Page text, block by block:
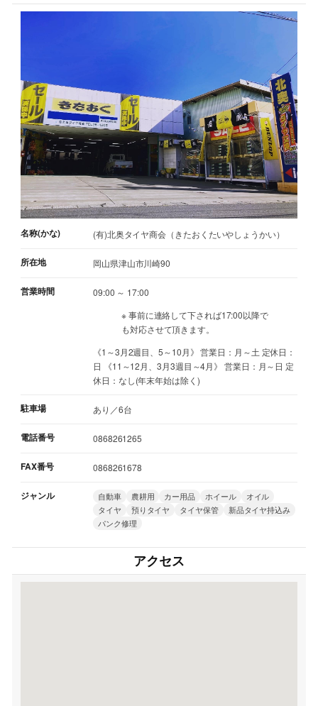
名称(かな) (有)北奥タイヤ商会（きたおくたいやしょうかい）
所在地 岡山県津山市川崎90
営業時間
09:00 ～ 17:00
※ 事前に連絡して下されば17:00以降で
も対応させて頂きます。
《1～3月2週目、5～10月》 営業日：月～土 定休日：
日 《11～12月、3月3週目～4月》 営業日：月～日 定
休日：なし(年末年始は除く)
駐車場 あり／6台
電話番号 0868261265
FAX番号 0868261678
ジャンル 自動車 農耕用 カー用品 ホイール
オイル
タイヤ
預りタイヤ タイヤ保管
新品タイヤ持込み
パンク修理
アクセス